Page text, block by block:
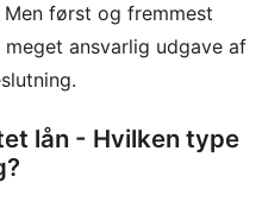
først og fremmest
ansvarlig udgave af
lån - Hvilken type